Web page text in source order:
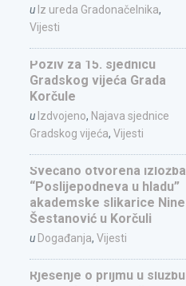
u Iz ureda Gradonačelnika,
Vijesti
Poziv za 15. sjednicu
Gradskog vijeća Grada
Korčule
u Izdvojeno, Najava sjednice
Gradskog vijeća, Vijesti
Svečano otvorena izložba
“Poslijepodneva u hladu”
akademske slikarice Nine
Šestanović u Korčuli
u Događanja, Vijesti
Rješenje o prijmu u službu